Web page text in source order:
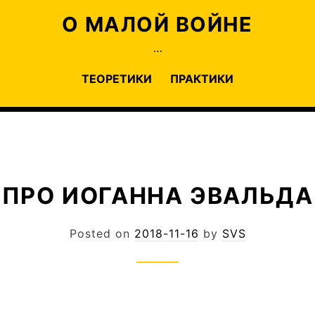
О МАЛОЙ ВОЙНЕ
…
ТЕОРЕТИКИ ПРАКТИКИ
ПРО ИОГАННА ЭВАЛЬДА
Posted on 2018-11-16 by SVS